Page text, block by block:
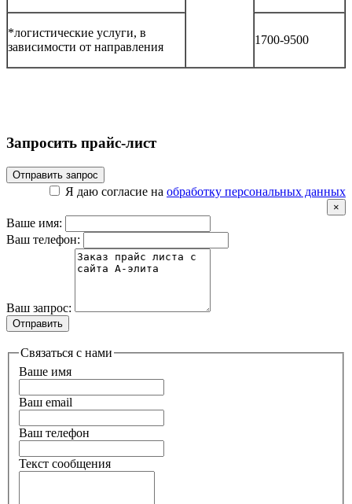
*логистические услуги, в
зависимости от направления
1700-9500
Запросить прайс-лист
Отправить запрос
Я даю согласие на обработку персональных данных
×
Ваше имя:
Ваш телефон:
Ваш запрос:
Отправить
Связаться с нами
Ваше имя
Ваш email
Ваш телефон
Текст сообщения